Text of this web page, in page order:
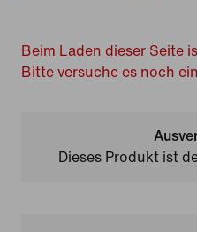
Beim Laden dieser Seite
Bitte versuche es noch
Dieses Produkt ist